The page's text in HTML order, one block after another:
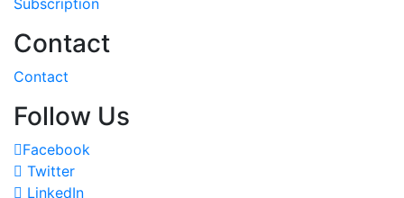
Subscription
Contact
Contact
Follow Us
Facebook
Twitter
LinkedIn